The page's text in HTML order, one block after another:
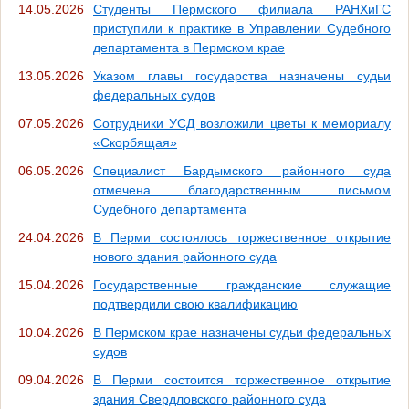
14.05.2026
Студенты Пермского филиала РАНХиГС
приступили к практике в Управлении Судебного
департамента в Пермском крае
13.05.2026
Указом главы государства назначены судьи
федеральных судов
07.05.2026
Сотрудники УСД возложили цветы к мемориалу
«Скорбящая»
06.05.2026
Специалист Бардымского районного суда
отмечена благодарственным письмом
Судебного департамента
24.04.2026
В Перми состоялось торжественное открытие
нового здания районного суда
15.04.2026
Государственные гражданские служащие
подтвердили свою квалификацию
10.04.2026
В Пермском крае назначены судьи федеральных
судов
09.04.2026
В Перми состоится торжественное открытие
здания Свердловского районного суда